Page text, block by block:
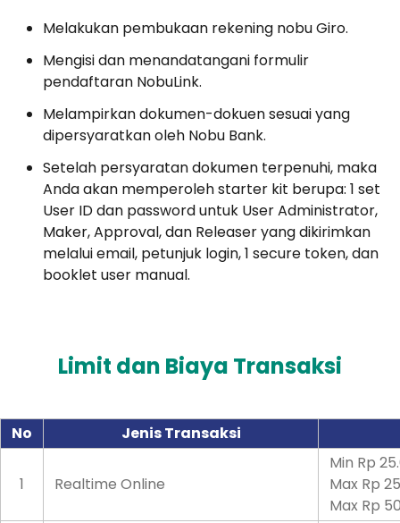
Melakukan pembukaan rekening nobu Giro.
Mengisi dan menandatangani formulir
pendaftaran NobuLink.
Melampirkan dokumen-dokuen sesuai yang
dipersyaratkan oleh Nobu Bank.
Setelah persyaratan dokumen terpenuhi, maka
Anda akan memperoleh starter kit berupa: 1 set
User ID dan password untuk User Administrator,
Maker, Approval, dan Releaser yang dikirimkan
melalui email, petunjuk login, 1 secure token, dan
booklet user manual.
Limit dan Biaya Transaksi
No Jenis Transaksi
1 Realtime Online
Min Rp
Max Rp
Max Rp